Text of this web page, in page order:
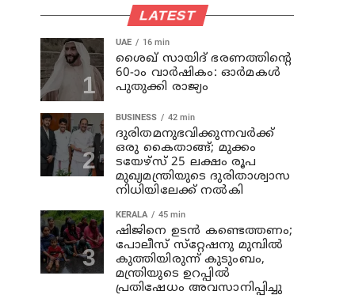
LATEST
UAE 16 min
ശൈഖ് സായിദ് ഭരണത്തിന്റെ
60-ാം വാർഷികം: ഓർമകൾ
പുതുക്കി രാജ്യം
BUSINESS 42 min
ദുരിതമനുഭവിക്കുന്നവര്‍ക്ക്
ഒരു കൈതാങ്ങ്; മുക്കം
ടയേഴ്‌സ് 25 ലക്ഷം രൂപ
മുഖ്യമന്ത്രിയുടെ ദുരിതാശ്വാസ
നിധിയിലേക്ക് നല്‍കി
KERALA 45 min
ഷിജിനെ ഉടന്‍ കണ്ടെത്തണം;
പോലീസ് സ്‌റ്റേഷനു മുമ്പില്‍
കുത്തിയിരുന്ന് കുടുംബം,
മന്ത്രിയുടെ ഉറപ്പില്‍
പ്രതിഷേധം അവസാനിപ്പിച്ചു